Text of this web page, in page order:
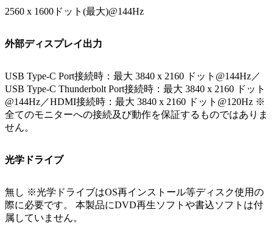
2560 x 1600ドット(最大)@144Hz
外部ディスプレイ出力
USB Type-C Port接続時：最大 3840 x 2160 ドット@144Hz／
USB Type-C Thunderbolt Port接続時：最大 3840 x 2160 ドット
@144Hz／HDMI接続時：最大 3840 x 2160 ドット@120Hz ※
全てのモニターへの接続及び動作を保証するものではありま
せん。
光学ドライブ
無し ※光学ドライブはOS再インストール等ディスク使用の
際に必要です。 本製品にDVD再生ソフトや書込ソフトは付
属していません。